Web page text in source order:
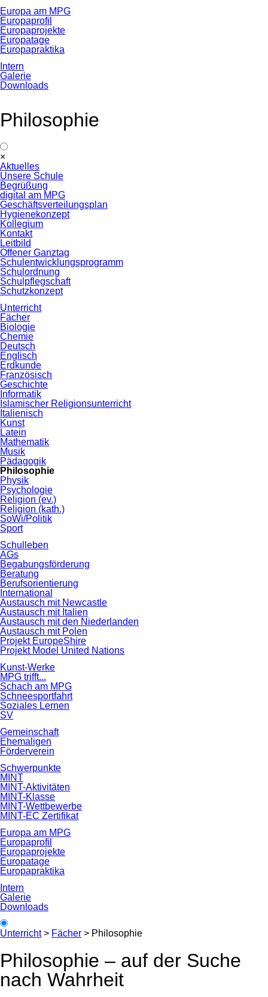
Europa am MPG
Europaprofil
Europaprojekte
Europatage
Europapraktika
Intern
Galerie
Downloads
Philosophie
×
überspringen
Aktuelles
Unsere Schule
Begrüßung
digital am MPG
Geschäftsverteilungsplan
Hygienekonzept
Kollegium
Kontakt
Leitbild
Offener Ganztag
Schulentwicklungsprogramm
Schulordnung
Schulpflegschaft
Schutzkonzept
Unterricht
Fächer
Biologie
Chemie
Deutsch
Englisch
Erdkunde
Französisch
Geschichte
Informatik
Islamischer Religionsunterricht
Italienisch
Kunst
Latein
Mathematik
Musik
Pädagogik
Philosophie
Physik
Psychologie
Religion (ev.)
Religion (kath.)
SoWi/Politik
Sport
Schulleben
AGs
Begabungsförderung
Beratung
Berufsorientierung
International
Austausch mit Newcastle
Austausch mit Italien
Austausch mit den Niederlanden
Austausch mit Polen
Projekt EuropeShire
Projekt Model United Nations
Kunst-Werke
MPG trifft...
Schach am MPG
Schneesportfahrt
Soziales Lernen
SV
Gemeinschaft
Ehemaligen
Förderverein
Schwerpunkte
MINT
MINT-Aktivitäten
MINT-Klasse
MINT-Wettbewerbe
MINT-EC Zertifikat
Europa am MPG
Europaprofil
Europaprojekte
Europatage
Europapraktika
Intern
Galerie
Downloads
Unterricht> Fächer > Philosophie
Philosophie – auf der Suche
nach Wahrheit